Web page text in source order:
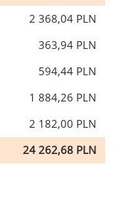
2 368,04 PLN
363,94 PLN
594,44 PLN
1 884,26 PLN
2 182,00 PLN
24 262,68 PLN